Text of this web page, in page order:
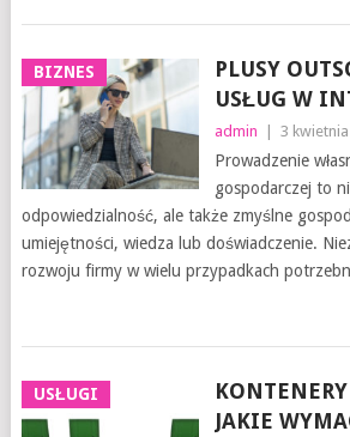
BIZNES
PLUSY
USŁUG W
admin 3
Prowadzenie
gospodarczej to
odpowiedzialność, ale także zmyślne
umiejętności, wiedza lub doświadczenie.
rozwoju firmy w wielu przypadkach
USŁUGI
JAKIE